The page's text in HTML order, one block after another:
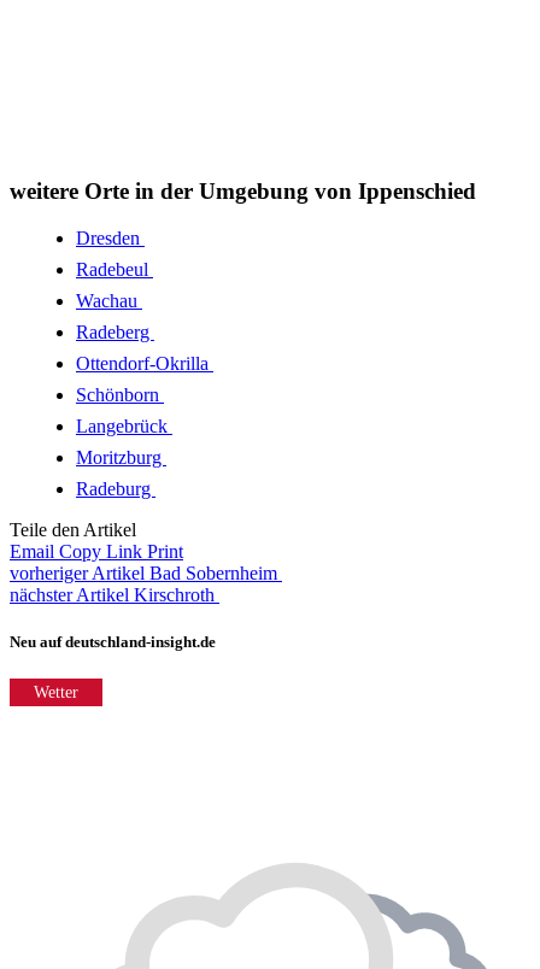
weitere Orte in der Umgebung von Ippenschied
Dresden
Radebeul
Wachau
Radeberg
Ottendorf-Okrilla
Schönborn
Langebrück
Moritzburg
Radeburg
Teile den Artikel
Email Copy Link Print
vorheriger Artikel Bad Sobernheim
nächster Artikel Kirschroth
Neu auf deutschland-insight.de
Wetter